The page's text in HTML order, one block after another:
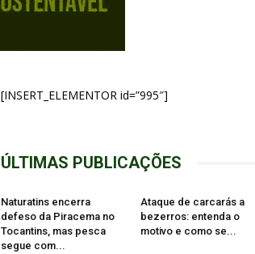
[INSERT_ELEMENTOR id=”995″]
ÚLTIMAS PUBLICAÇÕES
Naturatins encerra
defeso da Piracema no
Tocantins, mas pesca
segue com...
Ataque de carcarás a
bezerros: entenda o
motivo e como se...